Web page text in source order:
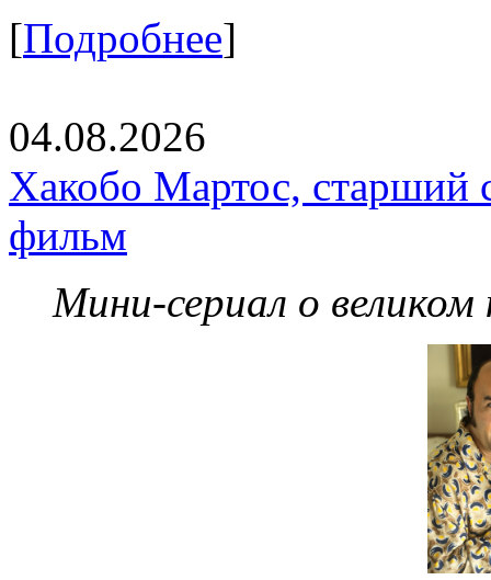
[Подробнее]
04.08.2026
Хакобо Мартос, старший
фильм
Мини-сериал о великом